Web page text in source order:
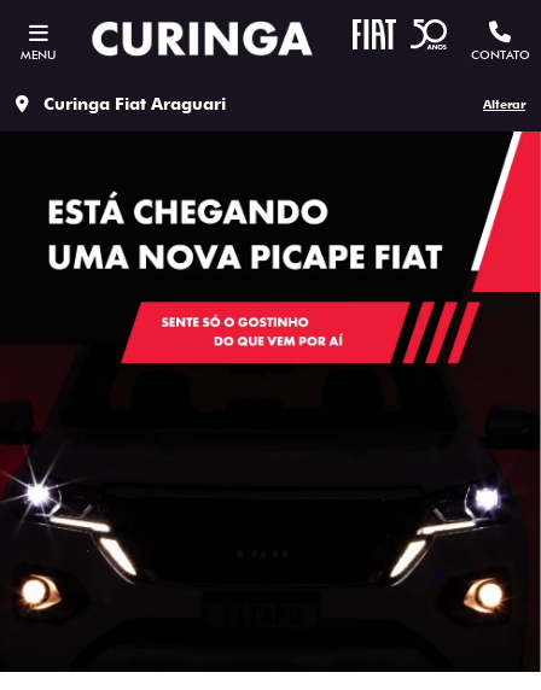
MENU CONTATO
Curinga Fiat Araguari Alterar